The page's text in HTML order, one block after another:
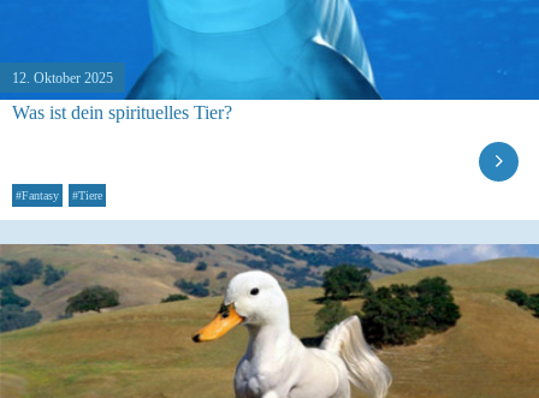
12. Oktober 2025
Was ist dein spirituelles Tier?
#Fantasy #Tiere